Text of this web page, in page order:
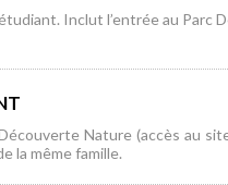
Inclut l’entrée au Parc
Nature (accès au
la même famille.